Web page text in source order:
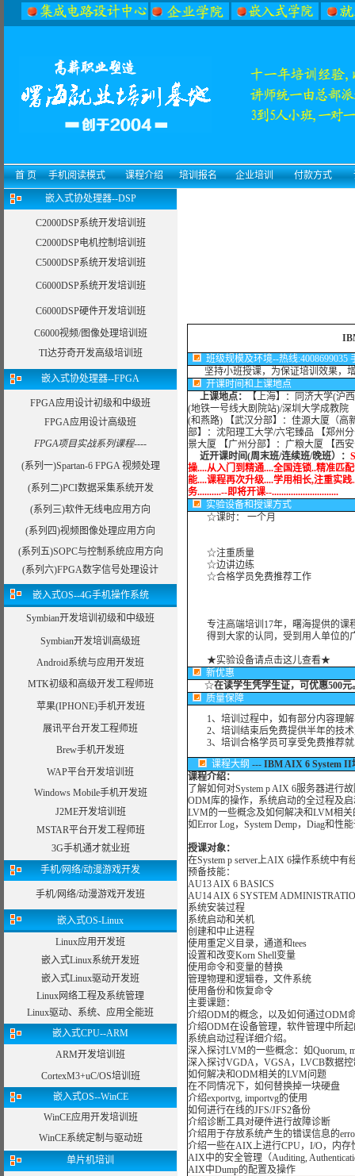
首 页 手机阅读模式 课程介绍 培训报名 企业培训 付款方式
嵌入式协处理器--DSP
C2000DSP系统开发培训班
C2000DSP电机控制培训班
C5000DSP系统开发培训班
C6000DSP系统开发培训班
C6000DSP硬件开发培训班
C6000视频/图像处理培训班
TI达芬奇开发高级培训班
嵌入式协处理器--FPGA
FPGA应用设计初级和中级班
FPGA应用设计高级班
FPGA项目实战系列课程----
(系列一)Spartan-6 FPGA 视频处理
(系列二)PCI数据采集系统开发
(系列三)软件无线电应用方向
(系列四)视频图像处理应用方向
(系列五)SOPC与控制系统应用方向
(系列六)FPGA数字信号处理设计
嵌入式OS--4G手机操作系统
Symbian开发培训初级和中级班
Symbian开发培训高级班
Android系统与应用开发班
MTK初级和高级开发工程师班
苹果(IPHONE)手机开发班
展讯平台开发工程师班
Brew手机开发班
WAP平台开发培训班
Windows Mobile手机开发班
J2ME开发培训班
MSTAR平台开发工程师班
3G手机通才就业班
手机/网络/动漫游戏开发
手机/网络/动漫游戏开发班
嵌入式OS-Linux
Linux应用开发班
嵌入式Linux系统开发班
嵌入式Linux驱动开发班
Linux网络工程及系统管理
Linux驱动、系统、应用全能班
嵌入式CPU--ARM
ARM开发培训班
CortexM3+uC/OS培训班
嵌入式OS--WinCE
WinCE应用开发培训班
WinCE系统定制与驱动班
单片机培训
班级规模及环境--热线:4008699035
坚持小班授课，为保证培训效果，
开课时间和上课地点
上课地点：
【上海】：同济大学(沪
(地铁一号线大剧院站)/深圳大学成教院
(和燕路) 【武汉分部】：佳源大厦（高
部】：沈阳理工大学/六宅臻品 【郑州
景大厦 【广州分部】：广粮大厦 【西
近开课时间(周末班/连续班/晚班）：
操....从入门到精通....全国连锁..精准匹
能....课程再次升级....学用相长,注重实
务..........--即将开课--............................
实验设备和授课方式
☆课时： 一个月
☆注重质量
☆边讲边练
☆合格学员免费推荐工作
专注高端培训17年，曙海提供的课
得到大家的认同，受到用人单位的
★实验设备请点击这儿查看★
新优惠
☆在读学生凭学生证，可优惠500元
质量保障
1、培训过程中，如有部分内容理解
2、培训结束后免费提供半年的技术
3、培训合格学员可享受免费推荐就
课程大纲 --- IBM AIX 6 System II
课程介绍：
了解如何对System p AIX 6服务器进行
ODM库的操作，系统启动的全过程及
LVM的一些概念及如何解决和LVM相
如Error Log，System Demp，Diag和性
授课对象：
在System p server上AIX 6操作系统中有
预备技能：
AU13 AIX 6 BASICS
AU14 AIX 6 SYSTEM
系统安装过程
系统启动和关机
创建和中止进程
使用重定义目录，通道和tees
设置和改变Korn Shell变量
使用命令和变量的替换
管理物理和逻辑卷，文件系统
使用备份和恢复命令
主要课题：
介绍ODM的概念，以及如何通过ODM命
介绍ODM在设备管理，软件管理中所
系统启动过程详细介绍。
深入探讨LVM的一些概念：如Quorum,
深入探讨VGDA，VGSA，LVCB数据控
如何解决和ODM相关的LVM问题
在不同情况下，如何替换掉一块硬盘
介绍exportvg, importvg的使用
如何进行在线的JFS/JFS2备份
介绍诊断工具对硬件进行故障诊断
介绍用于存放系统产生的错误信息的
介绍一些在AIX上进行CPU，I/O，内
AIX中的安全管理（Auditing,
AIX中Dump的配置及操作